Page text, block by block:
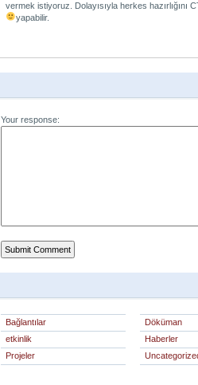
vermek istiyoruz. Dolayısıyla herkes hazırlığını
yapabilir.
Your response:
Bağlantılar
Döküman
etkinlik
Haberler
Projeler